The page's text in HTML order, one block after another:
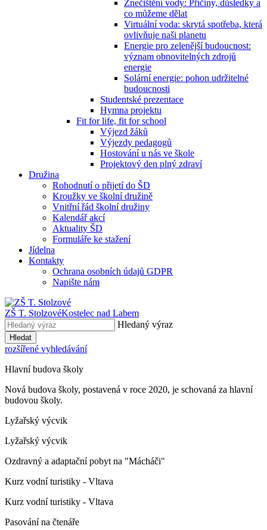
Znečištění vody: Příčiny, důsledky a
co můžeme dělat
Virtuální voda: skrytá spotřeba, která
ovlivňuje naši planetu
Energie pro zelenější budoucnost:
význam obnovitelných zdrojů
energie
Solární energie: pohon udržitelné
budoucnosti
Studentské prezentace
Hymna projektu
Fit for life, fit for school
Výjezd žáků
Výjezdy pedagogů
Hostování u nás ve škole
Projektový den plný zdraví
Družina
Rohodnutí o přijetí do ŠD
Kroužky ve školní družině
Vnitřní řád školní družiny
Kalendář akcí
Aktuality ŠD
Formuláře ke stažení
Jídelna
Kontakty
Ochrana osobních údajů GDPR
Napište nám
ZŠ T. StolzovéKostelec nad Labem
Hledaný výraz
Hledat
rozšířené vyhledávání
Hlavní budova školy
Nová budova školy, postavená v roce 2020, je schovaná za hlavní
budovou školy.
Lyžařský výcvik
Lyžařský výcvik
Ozdravný a adaptační pobyt na "Mácháči"
Kurz vodní turistiky - Vltava
Kurz vodní turistiky - Vltava
Pasování na čtenáře